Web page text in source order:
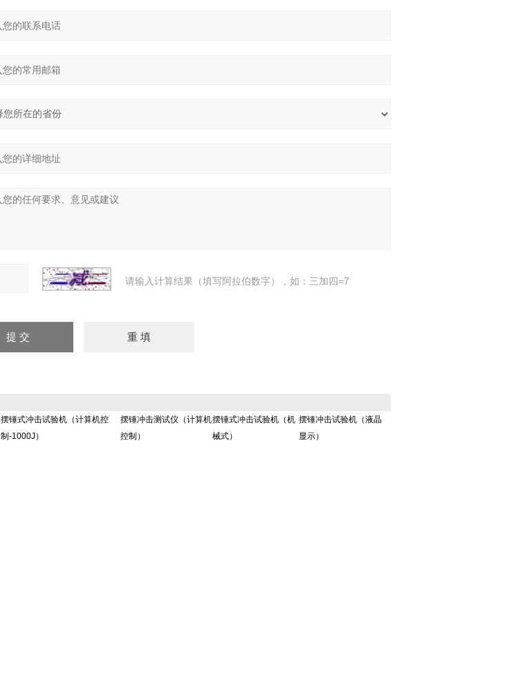
请输入计算结果（填写阿拉伯数字），如：三加四=7
摆锤式冲击试验机（计算机控
制-1000J）
摆锤冲击测试仪（计算机
控制）
摆锤式冲击试验机（机
械式）
摆锤冲击试验机（液晶
显示）